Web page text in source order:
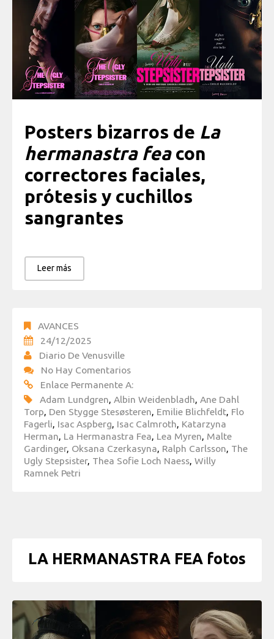
Posters bizarros de La
hermanastra feacon
correctores faciales,
prótesis y cuchillos
sangrantes
Leer más
AVANCES
24/12/2025
Diario De Venusville
No Hay Comentarios
Enlace Permanente A:
Adam Lundgren, Albin Weidenbladh, Ane Dahl
Torp, Den Stygge Stesøsteren, Emilie Blichfeldt, Flo
Fagerli, Isac Aspberg, Isac Calmroth, Katarzyna
Herman, La Hermanastra Fea, Lea Myren, Malte
Gardinger, Oksana Czerkasyna, Ralph Carlsson, The
Ugly Stepsister, Thea Sofie Loch Naess, Willy
Ramnek Petri
LA HERMANASTRA FEA fotos